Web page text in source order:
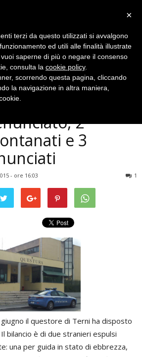
ubriaco al
2
e 3
- ore 16:03 1
il questore di Terni ha disposto
bilancio è di due stranieri espulsi
una per guida in stato di ebbrezza,
×
terzi da questo utilizzati si avvalgono
ed utili alle finalità illustrate
saperne di più o negare il consenso
consulta la cookie policy.
scorrendo questa pagina, cliccando
la navigazione in altra maniera,